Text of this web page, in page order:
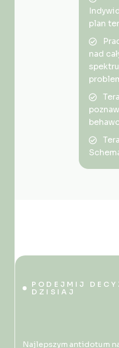
plan
nad
PODEJMIJ
DZISIAJ
Najlepszym antidotum